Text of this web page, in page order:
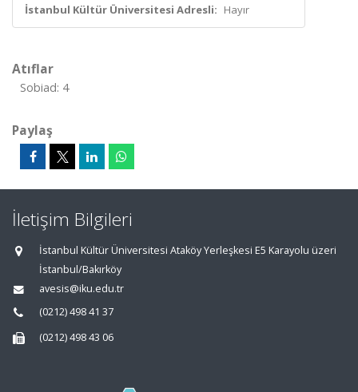
İstanbul Kültür Üniversitesi Adresli: Hayır
Atıflar
Sobiad: 4
Paylaş
İletişim Bilgileri
İstanbul Kültür Üniversitesi Ataköy Yerleşkesi E5 Karayolu üzeri
İstanbul/Bakırköy
avesis@iku.edu.tr
(0212) 498 41 37
(0212) 498 43 06